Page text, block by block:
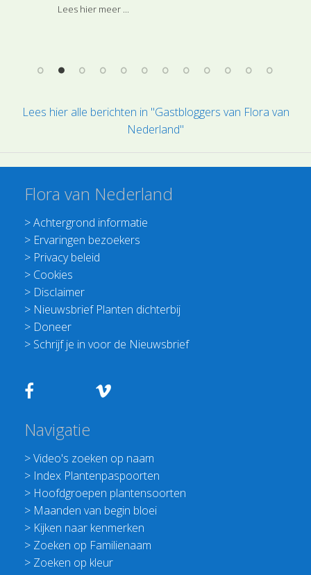
zeldzame orchideeënsoorten.
Lees hier meer ...
Lees hier alle berichten in "Gastbloggers van Flora van
Nederland"
Flora van Nederland
>Achtergrond informatie
> Ervaringen bezoekers
> Privacy beleid
> Cookies
> Disclaimer
> Nieuwsbrief Planten dichterbij
> Doneer
> Schrijf je in voor de Nieuwsbrief
Navigatie
>Video's zoeken op naam
> Index Plantenpaspoorten
> Hoofdgroepen plantensoorten
> Maanden van begin bloei
> Kijken naar kenmerken
> Zoeken op Familienaam
> Zoeken op kleur